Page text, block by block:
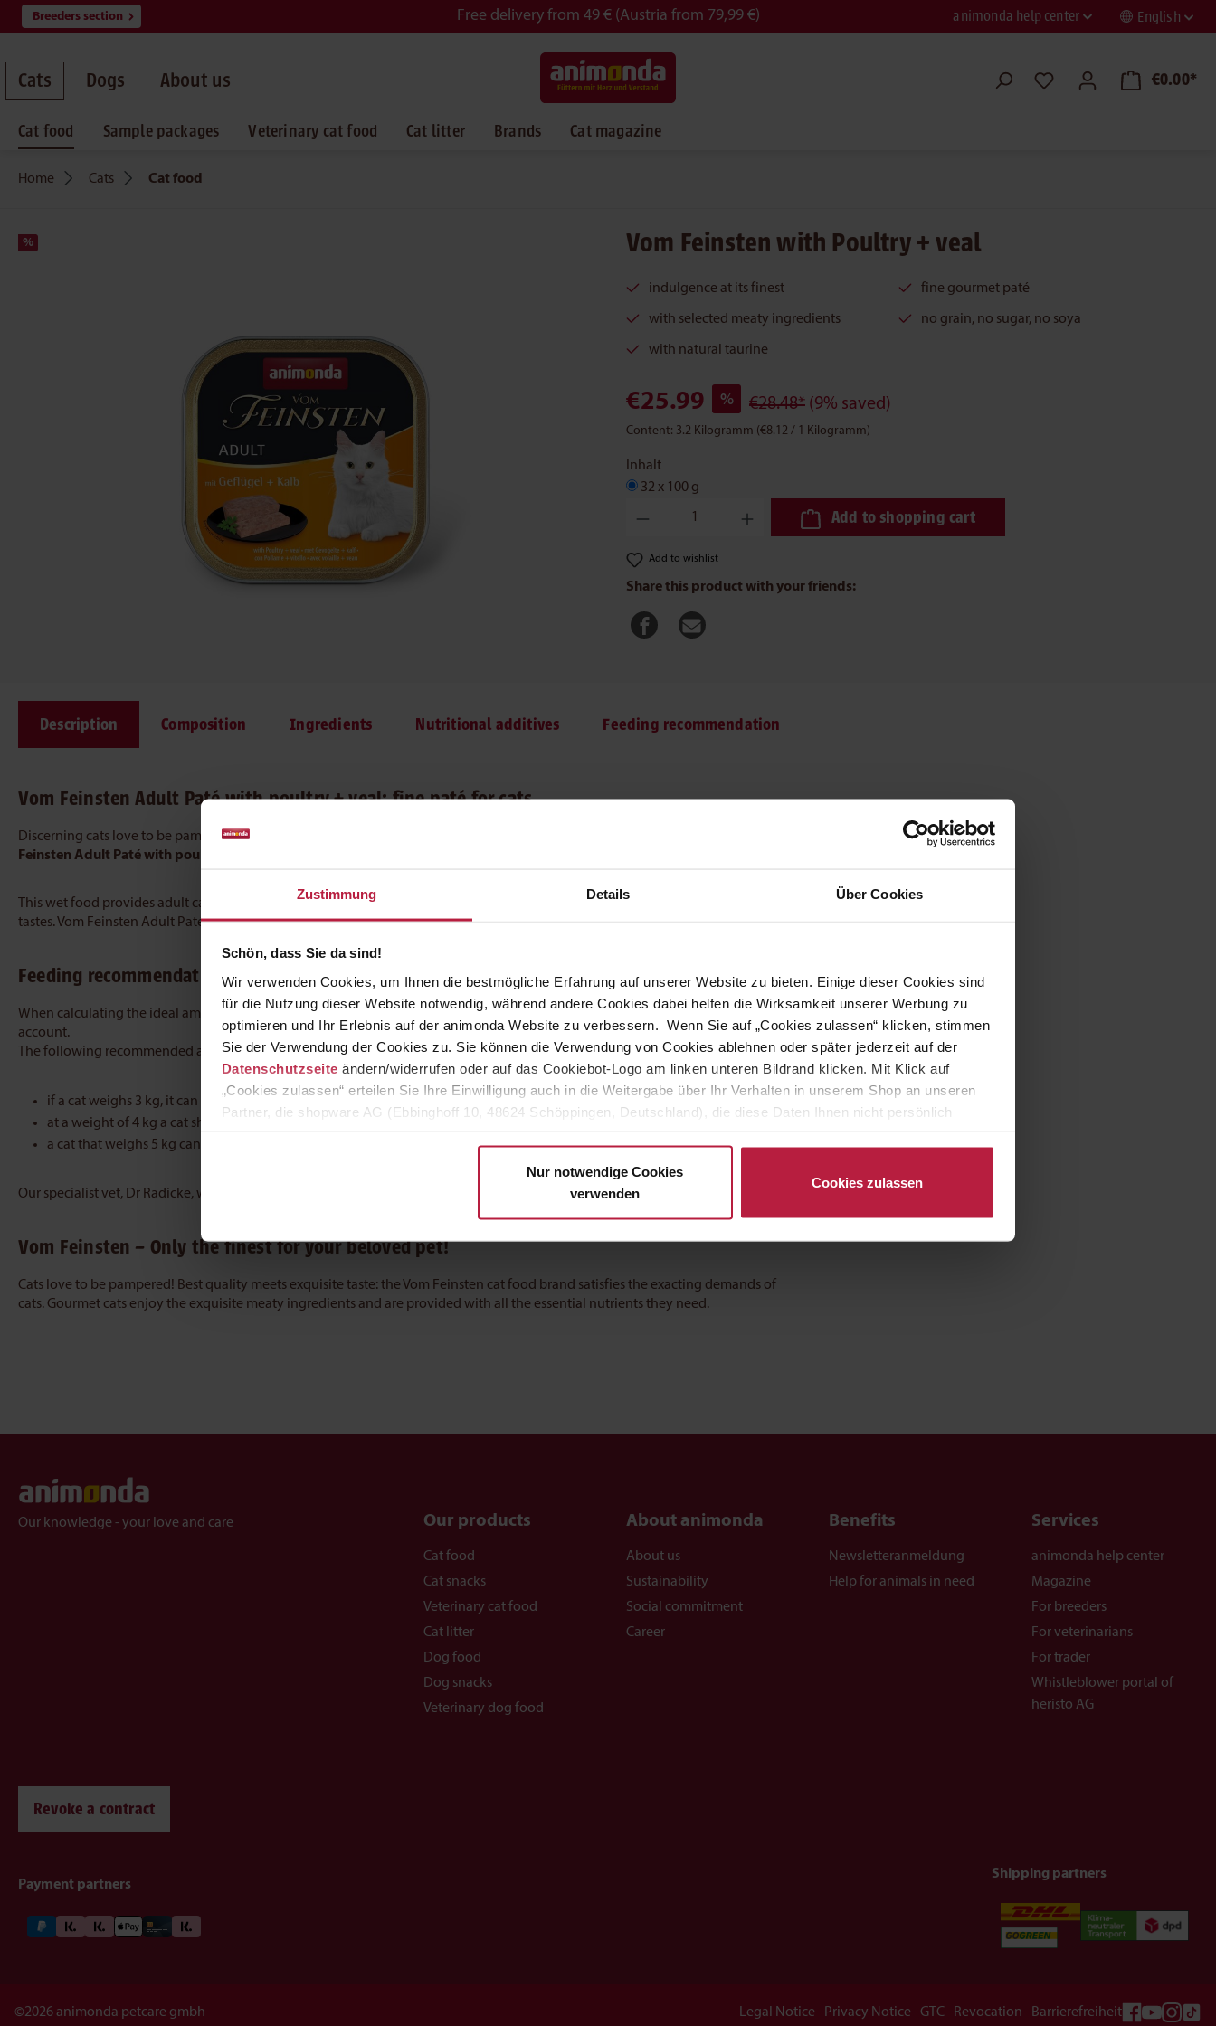
Zustimmung Details Über Cookies
Schön, dass Sie da sind!
Wir verwenden Cookies, um Ihnen die bestmögliche Erfahrung auf unserer Website zu bieten. Einige dieser Cookies sind
für die Nutzung dieser Website notwendig, während andere Cookies dabei helfen die Wirksamkeit unserer Werbung zu
optimieren und Ihr Erlebnis auf der animonda Website zu verbessern. Wenn Sie auf „Cookies zulassen“ klicken, stimmen
Sie der Verwendung der Cookies zu. Sie können die Verwendung von Cookies ablehnen oder später jederzeit auf der
Datenschutzseite ändern/widerrufen oder auf das Cookiebot-Logo am linken unteren Bildrand klicken. Mit Klick auf
„Cookies zulassen“ erteilen Sie Ihre Einwilligung auch in die Weitergabe über Ihr Verhalten in unserem Shop an unseren
Partner, die shopware AG (Ebbinghoff 10, 48624 Schöppingen, Deutschland), die diese Daten Ihnen nicht persönlich
Nur notwendige Cookies
verwenden
Cookies zulassen
Skip to main navigation
Breeders section Free delivery from 49 € (Austria from 79,99 €) animonda help center English
Cats Dogs About us €0.00*
Cat food Sample packages Veterinary cat food Cat litter Brands Cat magazine
Home Cats Cat food
% Vom Feinsten with Poultry + veal
indulgence at its finest fine gourmet paté
with selected meaty ingredients no grain, no sugar, no soya
with natural taurine
€25.99 % €28.48* (9% saved)
Content: 3.2 Kilogramm (€8.12 / 1 Kilogramm)
Inhalt
32 x 100 g
Product Quantity: Enter the desired amount or use the buttons to increase or decrease the quantity.
Add to shopping cart
Add to wishlist
Share this product with your friends:
Description Composition Ingredients Nutritional additives Feeding recommendation
Vom Feinsten Adult Paté with poultry + veal: fine paté for cats
Discerning cats love to be pampered with high-quality wet food! Many choosy pets are particularly fond of a fine consistency.
Feinsten Adult Paté with poultry + veal
This wet food provides adult cats from 1-6 years old with all the essential nutrients they need and satisfies their exacting gourmet
tastes. Vom Feinsten Adult Paté with Poultry + Veal delights pampered four-legged friends with its
Feeding recommendation
When calculating the ideal amount of food for cats, the age, weight and temperament of the pet should always be taken into
account.
The following recommended amounts can be used as a general guideline:
if a cat weighs 3 kg, it can be given 200 g of food a day
at a weight of 4 kg a cat should be given 245 g
a cat that weighs 5 kg can be given 280 g
Our specialist vet, Dr Radicke, will be happy to provide individually tailored feeding recommendations for the missing weights.
Vom Feinsten – Only the finest for your beloved pet!
Cats love to be pampered! Best quality meets exquisite taste: the Vom Feinsten cat food brand satisfies the exacting demands of
cats. Gourmet cats enjoy the exquisite meaty ingredients and are provided with all the essential nutrients they need.
Our knowledge - your love and care Our products
Cat food
Cat snacks
Veterinary cat food
Cat litter
Dog food
Dog snacks
Veterinary dog food
About animonda
About us
Sustainability
Social commitment
Career
Benefits
Newsletteranmeldung
Help for animals in need
Services
animonda help center
Magazine
For breeders
For veterinarians
For trader
Whistleblower portal of
heristo AG
Revoke a contract
Payment partners
Shipping partners
©2026 animonda petcare gmbh Legal Notice Privacy Notice GTC Revocation Barrierefreiheit